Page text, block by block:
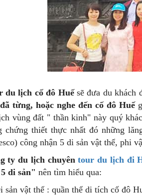
du lịch cố đô Huếsẽ đưa du khách
đã từng, hoặc nghe đến cố đô Huế
vùng đất " thần kinh" này quý
chứng thiết thực nhất đó những
công nhận 5 di sản vật thể, phi
ty du lịch chuyêntour du lịch đi
di sản" nên tìm hiểu qua:
sản vật thể : quần thể di tích cố đô